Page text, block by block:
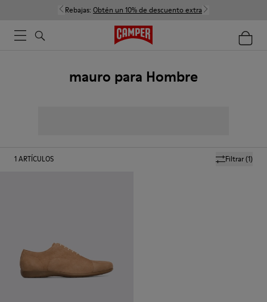
Rebajas: Obtén un 10% de descuento extra
mauro para Hombre
Filtrar(1)
1ARTÍCULOS